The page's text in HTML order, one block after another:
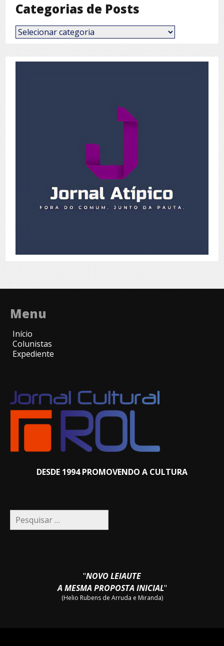
Categorias de Posts
Categorias
de
Menu
Início
Colunistas
Expediente
DESDE 1994 PROMOVENDO A CULTURA
Pesquisar
por:
"NOVO LEIAUTE
A MESMA PROPOSTA INICIAL"
(Helio Rubens de Arruda e Miranda)